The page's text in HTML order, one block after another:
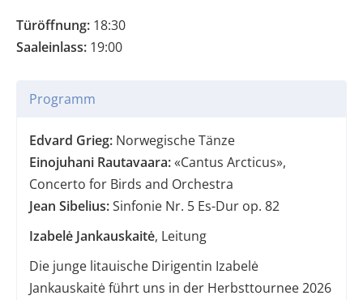
Türöffnung: 18:30
Saaleinlass: 19:00
Programm
Edvard Grieg: Norwegische Tänze
Einojuhani Rautavaara:«Cantus Arcticus»,
Concerto for Birds and Orchestra
Jean Sibelius:Sinfonie Nr. 5 Es-Dur op. 82
Izabelė Jankauskaitė, Leitung
Die junge litauische Dirigentin Izabelė
Jankauskaitė führt uns in der Herbsttournee 2026